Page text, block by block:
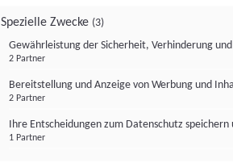
Spezielle Zwecke (3)
Gewährleistung der Sicherheit, Verhinderung
2 Partner
Bereitstellung und Anzeige von Werbung und
2 Partner
Ihre Entscheidungen zum Datenschutz
1 Partner